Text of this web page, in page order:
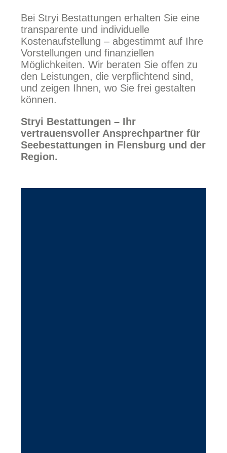
Bei Stryi Bestattungen erhalten Sie eine
transparente und individuelle
Kostenaufstellung – abgestimmt auf Ihre
Vorstellungen und finanziellen
Möglichkeiten. Wir beraten Sie offen zu
den Leistungen, die verpflichtend sind,
und zeigen Ihnen, wo Sie frei gestalten
können.
Stryi Bestattungen – Ihr
vertrauensvoller Ansprechpartner für
Seebestattungen in Flensburg und der
Region.